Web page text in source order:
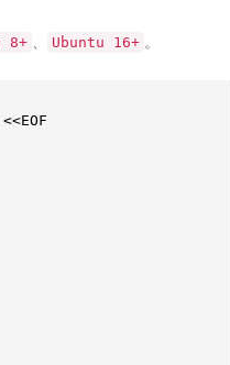
8+ 、 Ubuntu 16+ 。